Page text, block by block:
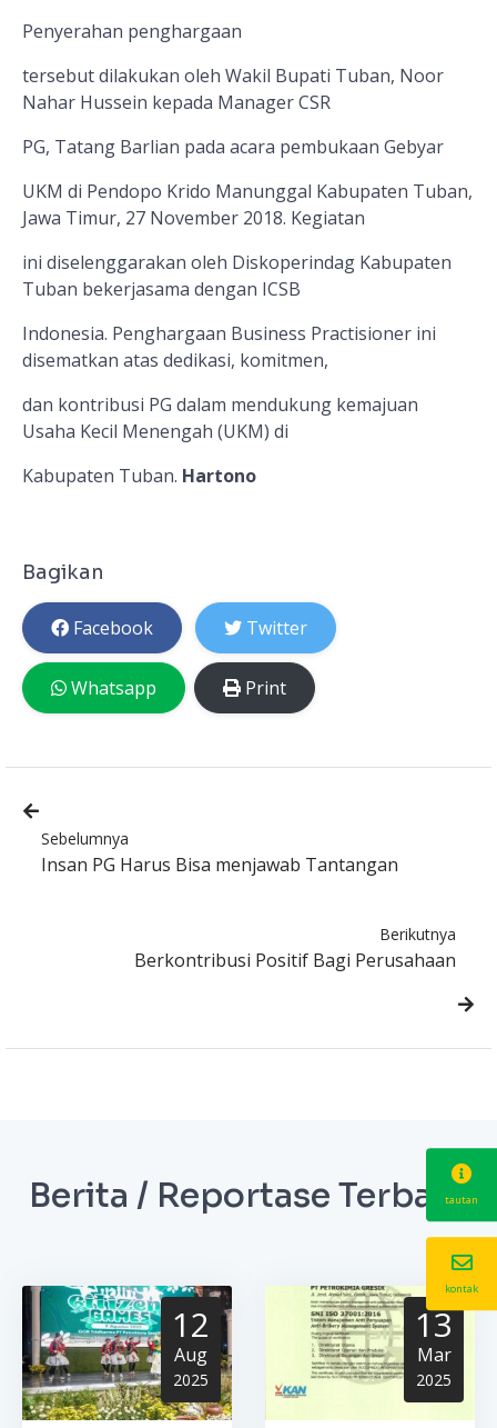
Penyerahan penghargaan
tersebut dilakukan oleh Wakil Bupati Tuban, Noor
Nahar Hussein kepada Manager CSR
PG, Tatang Barlian pada acara pembukaan Gebyar
UKM di Pendopo Krido Manunggal Kabupaten Tuban,
Jawa Timur, 27 November 2018. Kegiatan
ini diselenggarakan oleh Diskoperindag Kabupaten
Tuban bekerjasama dengan ICSB
Indonesia. Penghargaan Business Practisioner ini
disematkan atas dedikasi, komitmen,
dan kontribusi PG dalam mendukung kemajuan
Usaha Kecil Menengah (UKM) di
Kabupaten Tuban. Hartono
Bagikan
Facebook Twitter
Whatsapp Print
Sebelumnya
Insan PG Harus Bisa menjawab Tantangan
Berikutnya
Berkontribusi Positif Bagi Perusahaan
Berita / Reportase Terbaru
12
Aug
2025
13
Mar
2025
tautan
kontak